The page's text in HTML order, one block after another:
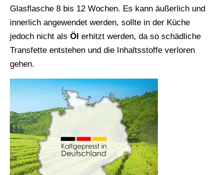
Glasflasche 8 bis 12 Wochen. Es kann äußerlich und
innerlich angewendet werden, sollte in der Küche
jedoch nicht als Öl erhitzt werden, da so schädliche
Transfette entstehen und die Inhaltsstoffe verloren
gehen.